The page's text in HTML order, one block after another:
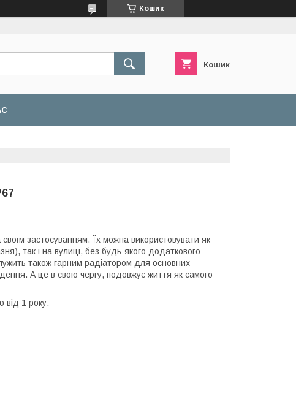
Кошик
Кошик
застосуванням. Їх можна використовувати як
так і на вулиці, без будь-якого додаткового
також гарним радіатором для основних
А це в свою чергу, подовжує життя як самого
від 1 року.